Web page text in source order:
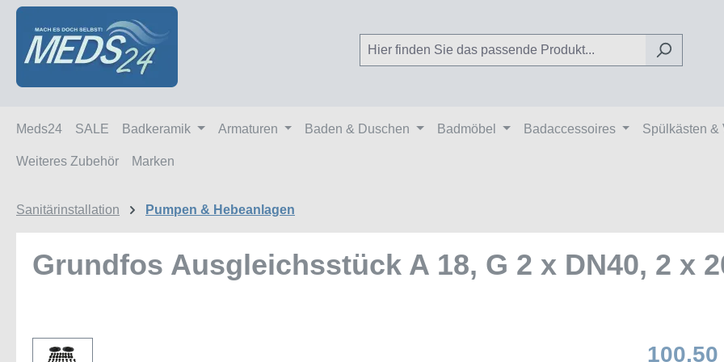
Hauptinhalt springen
Zur Suche springen
Zur Hauptnavigation springen
Meds24 SALE Badkeramik Armaturen Baden & Duschen Badmöbel Badaccessoires Spülkästen &
Weiteres Zubehör Marken
Sanitärinstallation Pumpen & Hebeanlagen
Grundfos Ausgleichsstück A 18, G 2 x DN40, 2 x
Bildergalerie überspringen 100,50